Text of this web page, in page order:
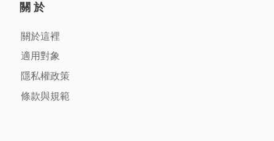
關於
關於這裡
適用對象
隱私權政策
條款與規範